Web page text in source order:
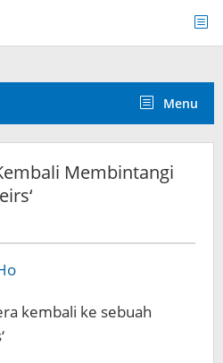
Menu
Membintangi
kembali ke sebuah